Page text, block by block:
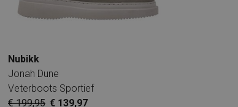
Nubikk
Jonah Dune
Veterboots Sportief
€ 199,95 € 139,97